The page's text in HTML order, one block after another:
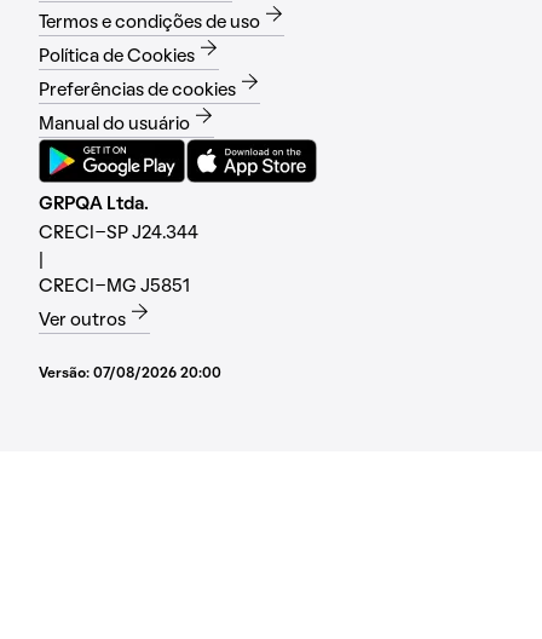
Termos e condições de uso
Política de Cookies
Preferências de cookies
Manual do usuário
GRPQA Ltda.
CRECI-SP J24.344
CRECI-MG J5851
Ver outros
Versão: 07/08/2026 20:00